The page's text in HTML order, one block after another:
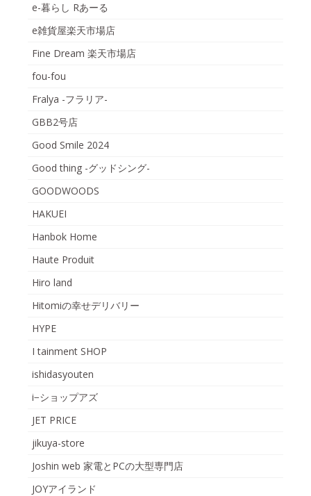
e-暮らし Rあーる
e雑貨屋楽天市場店
Fine Dream 楽天市場店
fou-fou
Fralya -フラリア-
GBB2号店
Good Smile 2024
Good thing -グッドシング-
GOODWOODS
HAKUEI
Hanbok Home
Haute Produit
Hiro land
Hitomiの幸せデリバリー
HYPE
I tainment SHOP
ishidasyouten
i−ショップアズ
JET PRICE
jikuya-store
Joshin web 家電とPCの大型専門店
JOYアイランド